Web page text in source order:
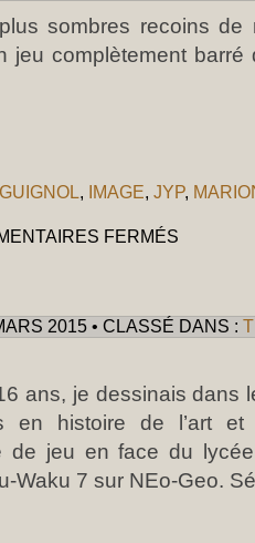
sombres recoins de
jeu complètement barré
GUIGNOL, IMAGE, JYP,
FERMÉS
2015 • CLASSÉ DANS :
ans, je dessinais dans
en histoire de l’art et
de jeu en face du
Waku 7 sur NEo-Geo.